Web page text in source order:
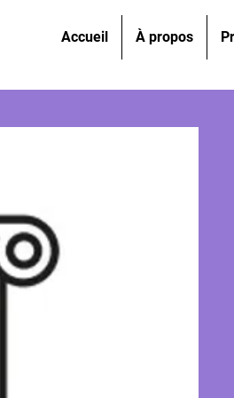
Accueil À propos